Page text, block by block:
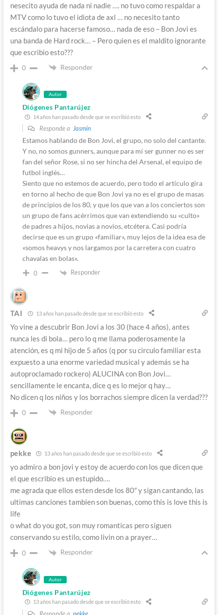
nesecito ayuda de nada ni nadie …. no tuvo como respaldar a
MTV como lo tuvo el idiota de axl … no necesito tanto
escándalo para hacerse famoso… nada de eso – Bon Jovi es
una banda de Hard rock… – Pero quien es el maldito ignorante
que escribio esto???
0 Responder
Autor
Diógenes Pantarújez
14 años han pasado desde que se escribió esto
Responde a Jasmin
Estamos hablando de Bon Jovi, el grupo, no solo del cantante.
Y no, no somos gunners, aunque para mí ser gunner no es ser
fan del señor Rose, si no ser hincha del Arsenal, el equipo de
futbol inglés…
Siento que no estemos de acuerdo, pero todo el artículo gira
en torno al hecho de que Bon Jovi ya no es el grupo de masas
de principios de los 80, y que los que van a los conciertos son
un grupo de fans acérrimos que van extendiendo su «culto»
de padres a hijos, novias a novios, etcétera. Casi podría
decirse que es un grupo «familiar», muy lejos de la idea esa de
«somos heavys y nos largamos por la carretera con cuatro
chavalas en bolas».
0 Responder
TAI 13 años han pasado desde que se escribió esto
Yo vine a descubrir Bon Jovi a los 30 (hace 4 años), antes
nunca les di bola… pero lo q me llama poderosamente la
atención, es q mi hijo de 5 años (q por su circulo familiar esta
expuesto a una enorme variedad musical y además se ha
autoproclamado rockero) ALUCINA con Bon Jovi…
sencillamente le encanta, dice q es lo mejor q hay…
No dicen q los niños y los borrachos siempre dicen la verdad???
0 Responder
pekke 13 años han pasado desde que se escribió esto
yo admiro a bon jovi y estoy de acuerdo con los que dicen que
el que escribio es un estupido….
me agrada que ellos esten desde los 80″ y sigan cantando, las
ultimas canciones tambien son buenas, como this is love this is
life
o what do you got, son muy romanticas pero siguen
conservando su estilo, como livin on a prayer…
0 Responder
Autor
Diógenes Pantarújez
13 años han pasado desde que se escribió esto